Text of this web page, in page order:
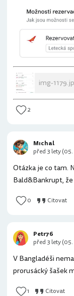
img-
2
Otázka je co tam.
Bald&Bankrupt,
0 Citovat
Mıchal
před 3 lety
V Bangladéši
prorusácký šašek
1 Citovat
Petr76
před 3 lety